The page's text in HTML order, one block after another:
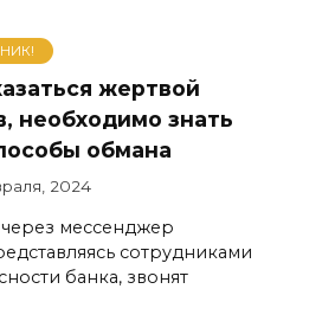
жертвой
необходимо знать
обмана
2024
мессенджер
сотрудниками
банка, звонят